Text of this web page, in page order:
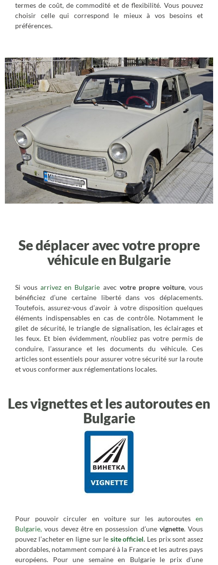
termes de coût, de commodité et de flexibilité. Vous pouvez
choisir celle qui correspond le mieux à vos besoins et
préférences.
Se déplacer avec votre propre
véhicule en Bulgarie
Si vousarrivez en Bulgarie avec votre propre voiture, vous
bénéficiez d’une certaine liberté dans vos déplacements.
Toutefois, assurez-vous d’avoir à votre disposition quelques
éléments indispensables en cas de contrôle. Notamment le
gilet de sécurité, le triangle de signalisation, les éclairages et
les feux. Et bien évidemment, n’oubliez pas votre permis de
conduire, l’assurance et les documents du véhicule. Ces
articles sont essentiels pour assurer votre sécurité sur la route
et vous conformer aux réglementations locales.
Les vignettes et les autoroutes en
Bulgarie
Pour pouvoir circuler en voiture sur les autoroutes en
Bulgarie, vous devez être en possession d’une vignette. Vous
pouvez l’acheter en ligne sur le site officiel. Les prix sont assez
abordables, notamment comparé à la France et les autres pays
européens. Pour une semaine en Bulgarie le prix d’une